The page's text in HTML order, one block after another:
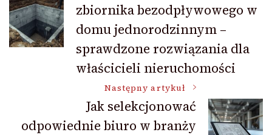
wpisuzbiornika bezodpływowego w
domu jednorodzinnym –
sprawdzone rozwiązania dla
właścicieli nieruchomości
Następny artykuł
Jak selekcjonować
odpowiednie biuro w branży